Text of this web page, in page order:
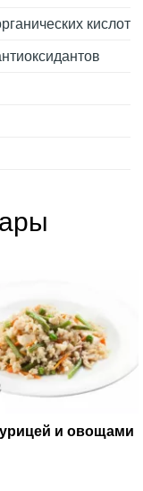
кислот
и овощами